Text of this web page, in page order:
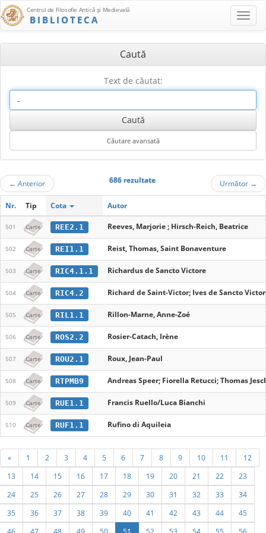
Centrul de Filosofie Antică şi Medievală
BIBLIOTECA
Caută
Text de căutat:
← Anterior 686 rezultate Următor →
Nr. Tip Cota Autor
501 Carte REE2.1 Reeves, Marjorie ; Hirsch-Reich, Beatrice
502 Carte REI1.1 Reist, Thomas, Saint Bonaventure
503 Carte RIC4.1.1 Richardus de Sancto Victore
504 Carte RIC4.2 Richard de Saint-Victor; Ives de Sancto
505 Carte RIL1.1 Rillon-Marne, Anne-Zoé
506 Carte ROS2.2 Rosier-Catach, Irène
507 Carte ROU2.1 Roux, Jean-Paul
508 Carte RTPMB9 Andreas Speer; Fiorella Retucci; Thomas
509 Carte RUE1.1 Francis Ruello/Luca Bianchi
510 Carte RUF1.1 Rufino di Aquileia
« 1 2 3 4 5 6 7 8 9 10 11
12
13
14 15 16 17 18 19 20 21 22
23
24
25 26 27 28 29 30 31 32 33
34
35
36 37 38 39 40 41 42 43 44
45